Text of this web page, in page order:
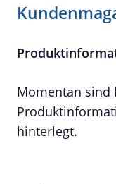
Momentan sind
hinterlegt.